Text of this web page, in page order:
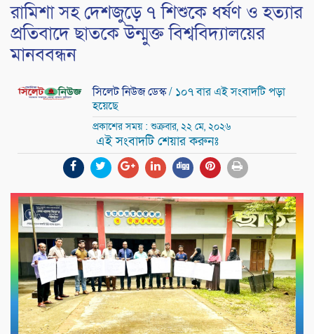
রামিশা সহ দেশজুড়ে ৭ শিশুকে ধর্ষণ ও হত্যার
প্রতিবাদে ছাতকে উন্মুক্ত বিশ্ববিদ্যালয়ের
মানববন্ধন
সিলেট নিউজ ডেস্ক/ ১০৭ বার এই সংবাদটি পড়া
হয়েছে
প্রকাশের সময় : শুক্রবার, ২২ মে, ২০২৬
এই সংবাদটি শেয়ার করুনঃ